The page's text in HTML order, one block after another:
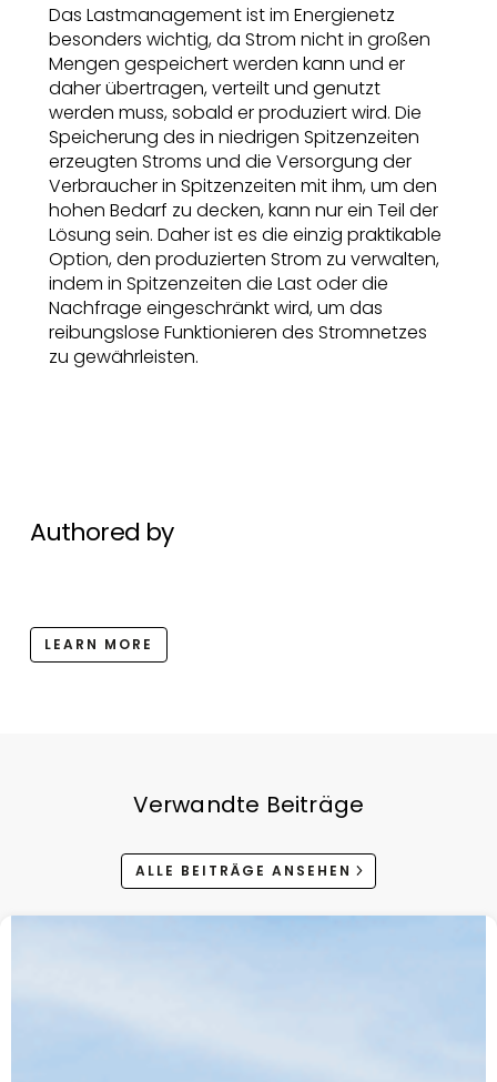
Das Lastmanagement ist im Energienetz
besonders wichtig, da Strom nicht in großen
Mengen gespeichert werden kann und er
daher übertragen, verteilt und genutzt
werden muss, sobald er produziert wird. Die
Speicherung des in niedrigen Spitzenzeiten
erzeugten Stroms und die Versorgung der
Verbraucher in Spitzenzeiten mit ihm, um den
hohen Bedarf zu decken, kann nur ein Teil der
Lösung sein. Daher ist es die einzig praktikable
Option, den produzierten Strom zu verwalten,
indem in Spitzenzeiten die Last oder die
Nachfrage eingeschränkt wird, um das
reibungslose Funktionieren des Stromnetzes
zu gewährleisten.
Authored by
LEARN MORE
Verwandte Beiträge
ALLE BEITRÄGE ANSEHEN